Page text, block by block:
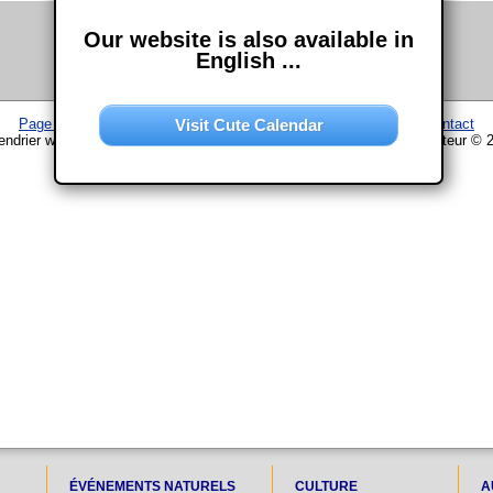
Page d'accueil Calendrier–Plan du site–Mentions légales
Contact
www.chouette-calendrier.com • 14. Décembre 2021 – droit d'auteur ©
ÉVÉNEMENTS NATURELS CULTURE
Our website is also available in
English ...
Visit Cute Calendar